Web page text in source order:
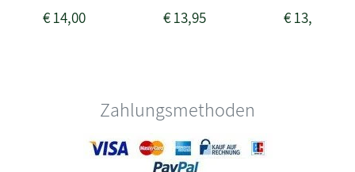
€14,00 €13,95 €13,00
Zahlungsmethoden